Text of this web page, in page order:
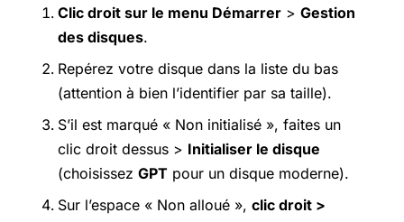
Clic droit sur le menu Démarrer > Gestion
des disques.
Repérez votre disque dans la liste du bas
(attention à bien l’identifier par sa taille).
S’il est marqué « Non initialisé », faites un
clic droit dessus > Initialiser le disque
(choisissez GPT pour un disque moderne).
Sur l’espace « Non alloué », clic droit >